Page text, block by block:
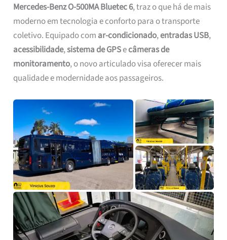
Mercedes-Benz O-500MA Bluetec 6, traz o que há de mais
moderno em tecnologia e conforto para o transporte
coletivo. Equipado com ar-condicionado,entradas USB,
acessibilidade,sistema de GPSecâmeras de
monitoramento, o novo articulado visa oferecer mais
qualidade e modernidade aos passageiros.